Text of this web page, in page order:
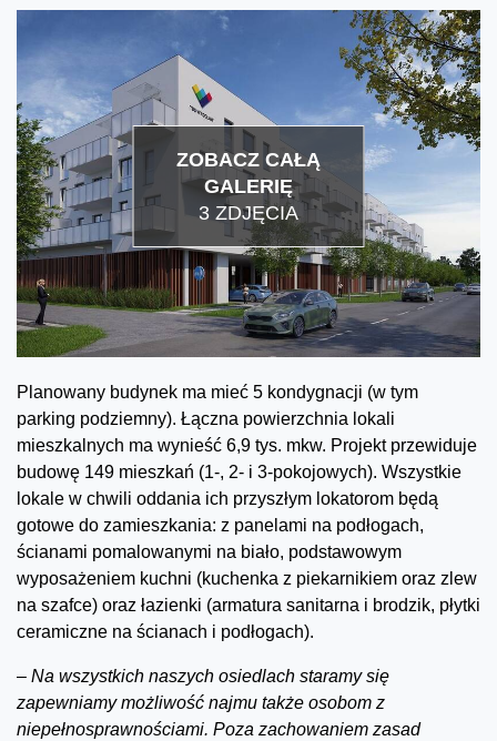
ZOBACZ CAŁĄ
GALERIĘ
3 ZDJĘCIA
Planowany budynek ma mieć 5 kondygnacji (w tym
parking podziemny). Łączna powierzchnia lokali
mieszkalnych ma wynieść 6,9 tys. mkw. Projekt przewiduje
budowę 149 mieszkań (1-, 2- i 3-pokojowych). Wszystkie
lokale w chwili oddania ich przyszłym lokatorom będą
gotowe do zamieszkania: z panelami na podłogach,
ścianami pomalowanymi na biało, podstawowym
wyposażeniem kuchni (kuchenka z piekarnikiem oraz zlew
na szafce) oraz łazienki (armatura sanitarna i brodzik, płytki
ceramiczne na ścianach i podłogach).
– Na wszystkich naszych osiedlach staramy się
zapewniamy możliwość najmu także osobom z
niepełnosprawnościami. Poza zachowaniem zasad